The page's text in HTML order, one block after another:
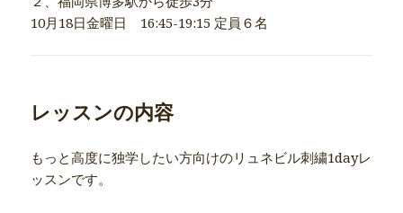
10月18日金曜日 16:45-19:15 定員６名
レッスンの内容
もっと高度に独学したい方向けのリュネビル刺繍1dayレ
ッスンです。